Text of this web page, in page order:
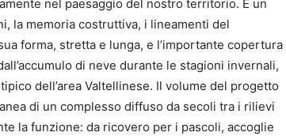
nel paesaggio del nostro territorio. È un
la memoria costruttiva, i lineamenti del
forma, stretta e lunga, e l’importante copertura
di neve durante le stagioni invernali,
dell’area Valtellinese. Il volume del progetto
di un complesso diffuso da secoli tra i rilievi
la funzione: da ricovero per i pascoli, accoglie